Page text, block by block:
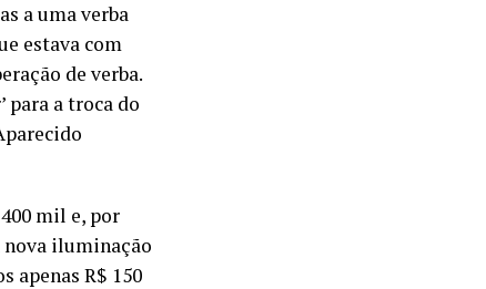
a uma verba
estava com
de verba.
para a troca do
mil e, por
nova iluminação
apenas R$ 150